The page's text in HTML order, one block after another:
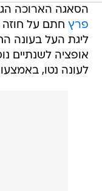
הסאגה הארוכה
פרץ חתם על
ליגת העל בעונה
לעונה נטו,